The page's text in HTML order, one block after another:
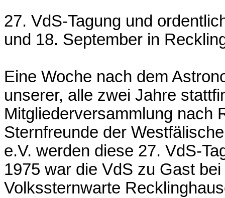
27. VdS-Tagung und
und 18. September in
Eine Woche nach dem
unserer, alle zwei Jahre
Mitgliederversammlung nach
Sternfreunde der
e.V. werden diese 27. VdS-
1975 war die VdS zu Gast
Volkssternwarte